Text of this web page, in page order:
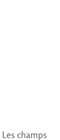
Les champs